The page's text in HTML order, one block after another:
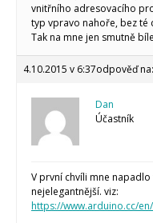
vnitřního adresovacího
typ vpravo nahoře, bez té
Tak na mne jen smutně
4.10.2015 v 6:37odpověď na:
Dan
Účastník
V první chvíli mne napadlo
nejelegantnější. viz:
https://www.arduino.cc/